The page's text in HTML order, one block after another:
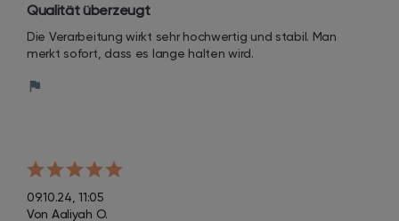
Qualität überzeugt
Die Verarbeitung wirkt sehr hochwertig und stabil. Man
merkt sofort, dass es lange halten wird.
09.10.24, 11:05
Von Aaliyah O.